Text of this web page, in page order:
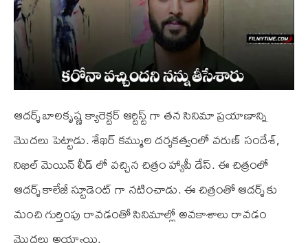
ఆదర్శ్ బాలకృష్ణ క్యారెక్టర్ ఆర్టిస్ట్ గా తన సినిమా ప్రయాణాన్ని
మొదలు పెట్టాడు. శేఖర్ కమ్ముల దర్శకత్వంలో వరుణ్ సందేశ్,
నిఖిల్ మెయిన్ లీడ్ లో వచ్చిన చిత్రం హ్యాపీ డేస్. ఈ చిత్రంలో
ఆదర్శ్ కాలేజీ స్టూడెంట్ గా నటించాడు. ఈ చిత్రంతో ఆదర్శ్ కు
మంచి గుర్తింపు రావడంతో సినిమాల్లో అవకాశాలు రావడం